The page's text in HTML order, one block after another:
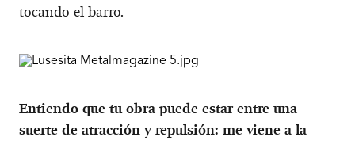
tocando el barro.
Entiendo que tu obra puede estar entre una
suerte de atracción y repulsión: me viene a la